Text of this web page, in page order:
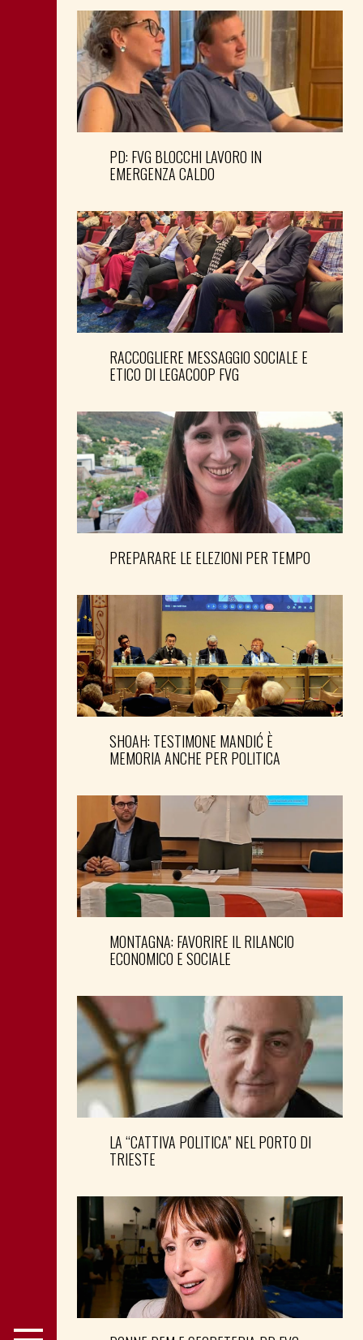
PD: FVG BLOCCHI LAVORO IN
EMERGENZA CALDO
RACCOGLIERE MESSAGGIO SOCIALE E
ETICO DI LEGACOOP FVG
PREPARARE LE ELEZIONI PER TEMPO
SHOAH: TESTIMONE MANDIĆ È
MEMORIA ANCHE PER POLITICA
MONTAGNA: FAVORIRE IL RILANCIO
ECONOMICO E SOCIALE
LA “CATTIVA POLITICA” NEL PORTO DI
TRIESTE